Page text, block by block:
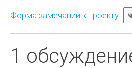
Форма замечаний к проекту
1